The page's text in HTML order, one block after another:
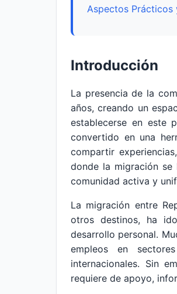
Aspectos Prácticos
Introducción
La presencia de la
años, creando un
establecerse en
convertido en una
compartir
donde la migración
comunidad activa y
La migración entre
otros destinos, ha
desarrollo personal.
empleos en
internacionales. Sin
requiere de apoyo,